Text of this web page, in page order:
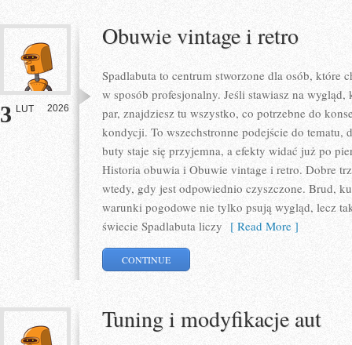
3 LUT 2026
Obuwie vintage i retro
Spadlabuta to centrum stworzone dla osób, które
w sposób profesjonalny. Jeśli stawiasz na
par, znajdziesz tu wszystko, co potrzebne do
kondycji. To wszechstronne podejście do tematu,
buty staje się przyjemna, a efekty widać już po
Historia obuwia i Obuwie vintage i retro. Dobre
wtedy, gdy jest odpowiednio czyszczone. Brud,
warunki pogodowe nie tylko psują wygląd, lecz
świecie Spadlabuta liczy [ Read More ]
CONTINUE
Tuning i modyfikacje aut